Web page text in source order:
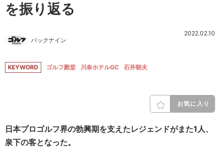
を振り返る
バックナイン
2022.02.10
KEYWORD ゴルフ殿堂 川奈ホテルGC 石井朝夫
お気に入り
日本プロゴルフ界の勃興期を支えたレジェンドがまた1人、
泉下の客となった。